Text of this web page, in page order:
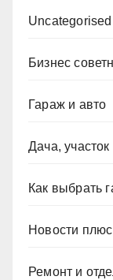
Uncategorised
Бизнес
Гараж и авто
Дача, участок
Как выбрать
Новости плюс
Ремонт и